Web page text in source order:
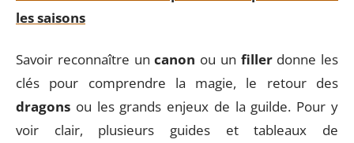
les saisons
Savoir reconnaître uncanon ou un fillerdonne les
clés pour comprendre la magie, le retour des
dragons ou les grands enjeux de la guilde. Pour y
voir clair, plusieurs guides et tableaux de